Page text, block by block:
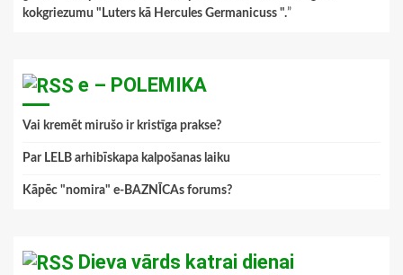
kokgriezumu "Luters kā Hercules Germanicuss ".”
e – POLEMIKA
Vai kremēt mirušo ir kristīga prakse?
Par LELB arhibīskapa kalpošanas laiku
Kāpēc "nomira" e-BAZNĪCAs forums?
Dieva vārds katrai dienai